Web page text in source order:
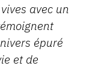
avec un
épuré
et de